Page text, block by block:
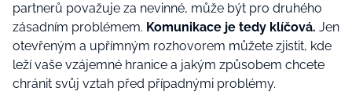
partnerů považuje za nevinné, může být pro druhého
zásadním problémem. Komunikace je tedy klíčová. Jen
otevřeným a upřímným rozhovorem můžete zjistit, kde
leží vaše vzájemné hranice a jakým způsobem chcete
chránit svůj vztah před případnými problémy.